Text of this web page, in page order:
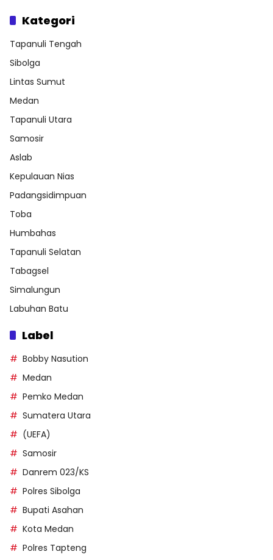
Kategori
Tapanuli Tengah
Sibolga
Lintas Sumut
Medan
Tapanuli Utara
Samosir
Aslab
Kepulauan Nias
Padangsidimpuan
Toba
Humbahas
Tapanuli Selatan
Tabagsel
Simalungun
Labuhan Batu
Label
Bobby Nasution
Medan
Pemko Medan
Sumatera Utara
(UEFA)
Samosir
Danrem 023/KS
Polres Sibolga
Bupati Asahan
Kota Medan
Polres Tapteng